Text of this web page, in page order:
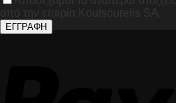
από την εταιρία Koutsourelis SA.